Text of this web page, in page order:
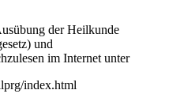
der Heilkunde
und
im Internet unter
index.html